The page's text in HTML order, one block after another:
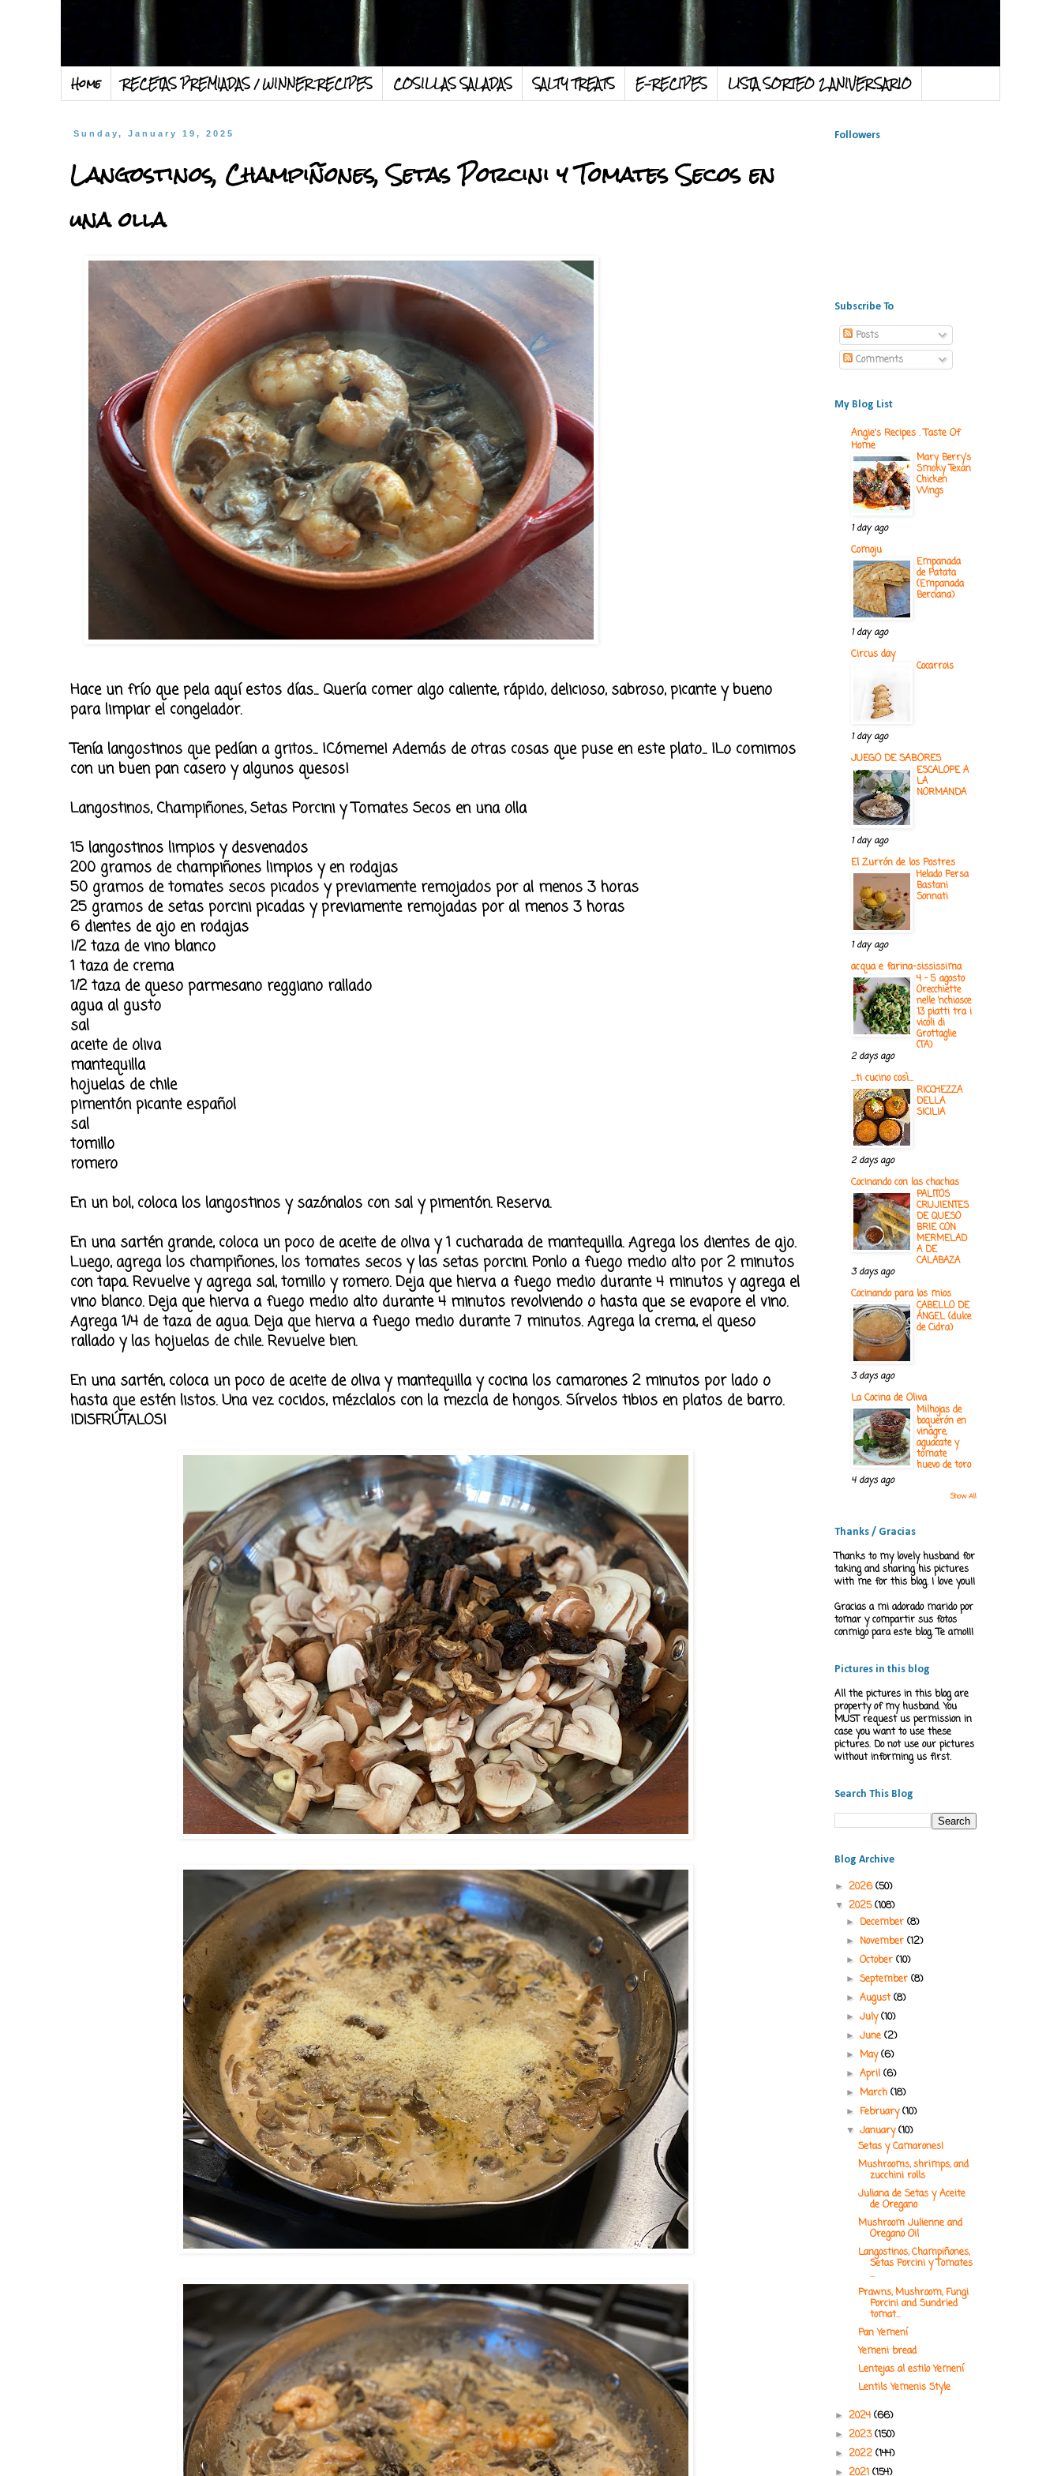
Home RECETAS PREMIADAS / WINNER RECIPES COSILLAS SALADAS SALTY TREATS E-RECIPES LISTA SORTEO 2 ANIVERSARIO
Sunday, January 19, 2025
Langostinos, Champiñones, Setas Porcini y Tomates Secos en
una olla
Hace un frío que pela aquí estos días... Quería comer algo caliente, rápido, delicioso, sabroso, picante y bueno
para limpiar el congelador.
Tenía langostinos que pedían a gritos... ¡Cómeme! Además de otras cosas que puse en este plato... ¡Lo comimos
con un buen pan casero y algunos quesos!
Langostinos, Champiñones, Setas Porcini y Tomates Secos en una olla
15 langostinos limpios y desvenados
200 gramos de champiñones limpios y en rodajas
50 gramos de tomates secos picados y previamente remojados por al menos 3 horas
25 gramos de setas porcini picadas y previamente remojadas por al menos 3 horas
6 dientes de ajo en rodajas
!/2 taza de vino blanco
1 taza de crema
1/2 taza de queso parmesano reggiano rallado
agua al gusto
sal
aceite de oliva
mantequilla
hojuelas de chile
pimentón picante español
sal
tomillo
romero
En un bol, coloca los langostinos y sazónalos con sal y pimentón. Reserva.
En una sartén grande, coloca un poco de aceite de oliva y 1 cucharada de mantequilla. Agrega los dientes de ajo.
Luego, agrega los champiñones, los tomates secos y las setas porcini. Ponlo a fuego medio alto por 2 minutos
con tapa. Revuelve y agrega sal, tomillo y romero. Deja que hierva a fuego medio durante 4 minutos y agrega el
vino blanco. Deja que hierva a fuego medio alto durante 4 minutos revolviendo o hasta que se evapore el vino.
Agrega 1/4 de taza de agua. Deja que hierva a fuego medio durante 7 minutos. Agrega la crema, el queso
rallado y las hojuelas de chile. Revuelve bien.
En una sartén, coloca un poco de aceite de oliva y mantequilla y cocina los camarones 2 minutos por lado o
hasta que estén listos. Una vez cocidos, mézclalos con la mezcla de hongos. Sírvelos tibios en platos de barro.
¡DISFRÚTALOS!
Followers
Subscribe To
Posts
Comments
My Blog List
Angie's Recipes . Taste Of
Home
Mary Berry’s
Smoky Texan
Chicken
Wings
1 day ago
Comoju
Empanada
de Patata
(Empanada
Berciana)
1 day ago
Circus day
Cocarrois
1 day ago
JUEGO DE SABORES
ESCALOPE A
LA
NORMANDA
1 day ago
El Zurrón de los Postres
Helado Persa
Bastani
Sonnati
1 day ago
acqua e farina-sississima
4 - 5 agosto
Orecchiette
nelle ‘nchiosce
13 piatti tra i
vicoli di
Grottaglie
(TA)
2 days ago
...ti cucino così...
RICCHEZZA
DELLA
SICILIA
2 days ago
Cocinando con las chachas
PALITOS
CRUJIENTES
DE QUESO
BRIE CON
MERMELAD
A DE
CALABAZA
3 days ago
Cocinando para los mios
CABELLO DE
ÁNGEL (dulce
de Cidra)
3 days ago
La Cocina de Oliva
Milhojas de
boquerón en
vinagre,
aguacate y
tomate
huevo de toro
4 days ago
Show All
Thanks / Gracias
Thanks to my lovely husband for
taking and sharing his pictures
with me for this blog. I love you!!
Gracias a mi adorado marido por
tomar y compartir sus fotos
conmigo para este blog. Te amo!!!
Pictures in this blog
All the pictures in this blog are
property of my husband. You
MUST request us permission in
case you want to use these
pictures. Do not use our pictures
without informing us first.
Search This Blog
Blog Archive
► 2026(50)
▼ 2025(108)
► December(8)
►November(12)
►October(10)
►September(8)
►August(8)
►July(10)
►June(2)
►May(6)
►April(6)
►March(18)
►February(10)
▼January(10)
Setas y Camarones!
Mushrooms, shrimps, and
zucchini rolls
Juliana de Setas y Aceite
de Oregano
Mushroom Julienne and
Oregano Oil
Langostinos, Champiñones,
Setas Porcini y Tomates
...
Prawns, Mushroom, Fungi
Porcini and Sundried
tomat...
Pan Yemení
Yemeni bread
Lentejas al estilo Yemení
Lentils Yemenis Style
► 2024 (66)
► 2023(150)
► 2022 (144)
► 2021 (154)